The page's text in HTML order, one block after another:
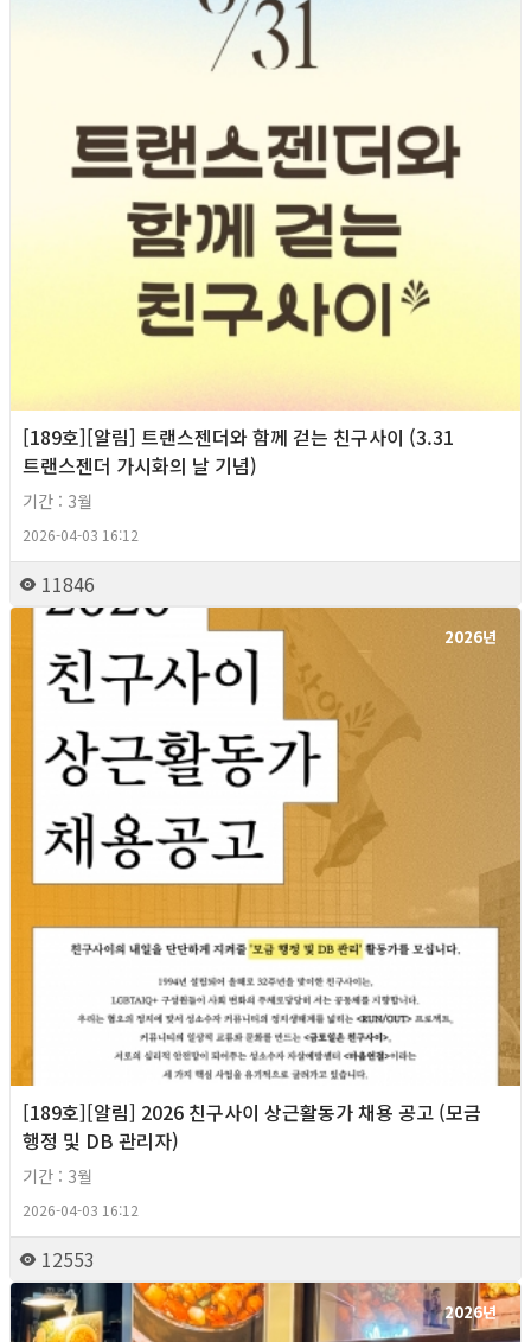
[189호][알림] 트랜스젠더와 함께 걷는 친구사이 (3.31
트랜스젠더 가시화의 날 기념)
기간 : 3월
2026-04-03 16:12
11846
2026년
[189호][알림] 2026 친구사이 상근활동가 채용 공고 (모금
행정 및 DB 관리자)
기간 : 3월
2026-04-03 16:12
12553
2026년